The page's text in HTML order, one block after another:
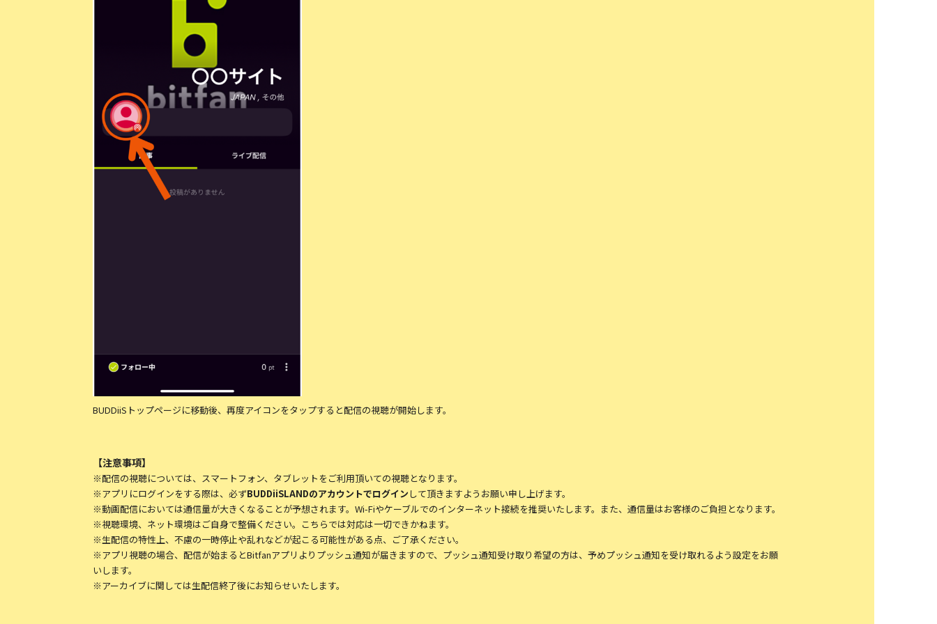
BUDDiiSトップページに移動後、再度アイコンをタップすると配信の視聴が開始します。
【注意事項】
※配信の視聴については、スマートフォン、タブレットをご利用頂いての視聴となります。
※アプリにログインをする際は、必ずBUDDiiSLANDのアカウントでログイン して頂きますようお願い申し上げます。
※動画配信においては通信量が大きくなることが予想されます。Wi-Fiやケーブルでのインターネット接続を推奨いたします。また、通信量はお客様のご負担となります。
※視聴環境、ネット環境はご自身で整備ください。こちらでは対応は一切できかねます。
※生配信の特性上、不慮の一時停止や乱れなどが起こる可能性がある点、ご了承ください。
※アプリ視聴の場合、配信が始まるとBitfanアプリよりプッシュ通知が届きますので、プッシュ通知受け取り希望の方は、予めプッシュ通知を受け取れるよう設定をお願
いします。
※アーカイブに関しては生配信終了後にお知らせいたします。